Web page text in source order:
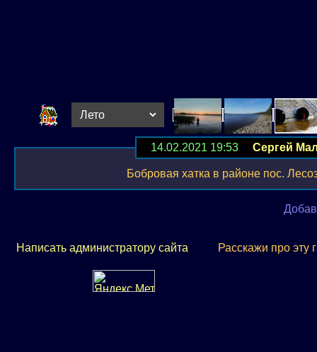
14.02.2021 19:53 Сергей
Бобровая хатка в районе пос.
Написать администратору сайта Расскажи про эту